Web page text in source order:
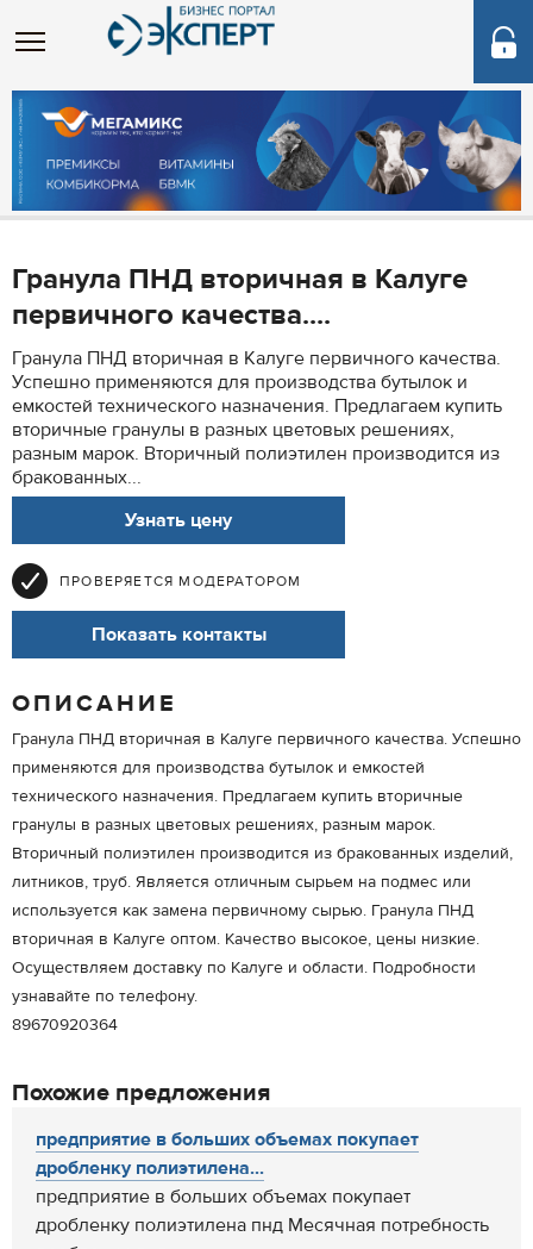
Гранула ПНД вторичная в Калуге
первичного качества....
Гранула ПНД вторичная в Калуге первичного качества.
Успешно применяются для производства бутылок и
емкостей технического назначения. Предлагаем купить
вторичные гранулы в разных цветовых решениях,
разным марок. Вторичный полиэтилен производится из
бракованных...
Узнать цену
ПРОВЕРЯЕТСЯ МОДЕРАТОРОМ
Показать контакты
ОПИСАНИЕ
Гранула ПНД вторичная в Калуге первичного качества. Успешно
применяются для производства бутылок и емкостей
технического назначения. Предлагаем купить вторичные
гранулы в разных цветовых решениях, разным марок.
Вторичный полиэтилен производится из бракованных изделий,
литников, труб. Является отличным сырьем на подмес или
используется как замена первичному сырью. Гранула ПНД
вторичная в Калуге оптом. Качество высокое, цены низкие.
Осуществляем доставку по Калуге и области. Подробности
узнавайте по телефону.
89670920364
Похожие предложения
предприятие в больших объемах покупает
дробленку полиэтилена...
предприятие в больших объемах покупает
дробленку полиэтилена пнд Месячная потребность